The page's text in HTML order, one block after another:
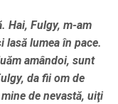
Hai, Fulgy, m-am
lasă lumea în pace.
amândoi, sunt
da fii om de
de nevastă, uiţi